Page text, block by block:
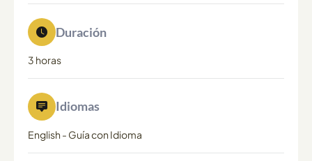
Duración
3 horas
Idiomas
English - Guía con Idioma